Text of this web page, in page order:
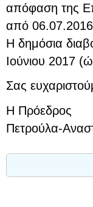
απόφαση της
από 06.07.2016
Η δημόσια
Ιούνιου 2017
Σας
Η Πρόεδρος
Πετρούλα-